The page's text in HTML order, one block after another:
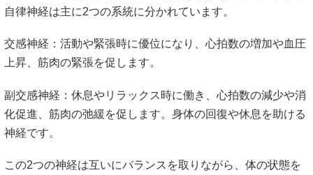
自律神経は主に2つの系統に分かれています。
交感神経：活動や緊張時に優位になり、心拍数の増加や血圧
上昇、筋肉の緊張を促します。
副交感神経：休息やリラックス時に働き、心拍数の減少や消
化促進、筋肉の弛緩を促します。身体の回復や休息を助ける
神経です。
この2つの神経は互いにバランスを取りながら、体の状態を